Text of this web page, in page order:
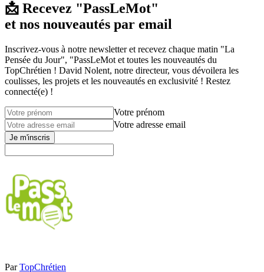
📩 Recevez "PassLeMot"
et nos nouveautés par email
Inscrivez-vous à notre newsletter et recevez chaque matin "La
Pensée du Jour", "PassLeMot et toutes les nouveautés du
TopChrétien ! David Nolent, notre directeur, vous dévoilera les
coulisses, les projets et les nouveautés en exclusivité ! Restez
connecté(e) !
Votre prénom
Votre adresse email
Je m'inscris
Par TopChrétien